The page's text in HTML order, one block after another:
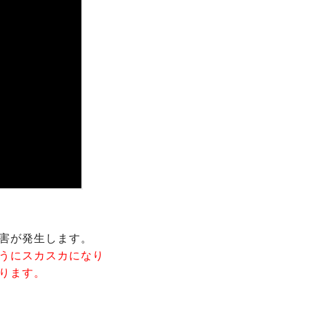
が発生します。
にスカスカになり
ます。